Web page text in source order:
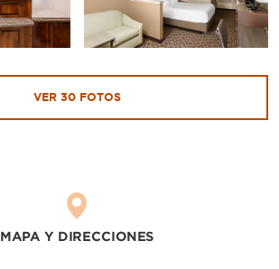
VER 30FOTOS
MAPA Y DIRECCIONES